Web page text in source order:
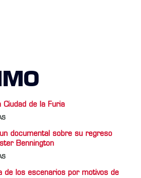
Ciudad de la Furia
documental sobre su regreso
Bennington
de los escenarios por motivos de